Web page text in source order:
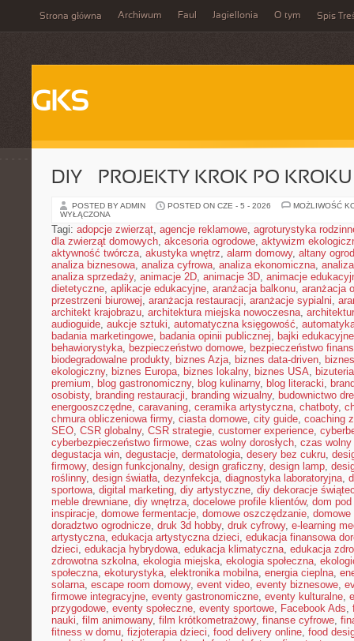
Strona główna Archiwum Faul Jagiellonia O tym Spis
GKS
DIY – PROJEKTY KROK PO KROKU
POSTED BY ADMIN POSTED ON CZE - 5 - 2026
MOŻLIWOŚĆ
WYŁĄCZONA
Tagi: adopcje zwierząt, agencje reklamowe, agroturystyka
dla zwierząt domowych, akcesoria ogrodowe, aktywizm
aktywność twórcza, akustyka wnętrz, alarm domowy, altany
analiza biznesowa, analiza cyfrowa, analiza ekonomiczna,
analiza sprzedaży, animacje 2D, animacje 3D, animacje
dietetyczne, aplikacje edukacyjne, aranżacja balkonu, aranżacja
przestrzeni biurowej, aranżacja restauracji, aranżacje sypialni,
architekt krajobrazu, architektura miejska nowoczesna,
audioguide, aukcje sztuki, automatyczna księgowość,
badania marketingowe, badania opinii publicznej, bajki edukacyjne
behawiorystyka, bezpieczeństwo domowe, bezpieczeństwo
biodegradowalne produkty, biznes Azja, biznes data-driven,
ekologiczny, biznes Europa, biznes lokalny, biznes USA,
premium, blog gastronomiczny, blog kulinarny, blog literacki,
osobisty, branding restauracji, branding wizualny, budownictwo
energooszczędne, caravaning, ceramika artystyczna, chatboty,
chmura obliczeniowa firmy, ciasta domowe, city guide, coaching
SEO, CSR globalny, CSR strategie, customer experience,
cyberbezpieczeństwo firmowe, czas wolny dorosłych, czas
degustacja win, degustacje, dermatologia, desery bez cukru,
firmowy, design funkcjonalny, design graficzny, design lamp,
roślinny, design światła, dezynfekcja, diagnostyka laboratoryjna,
sportowa, digital marketing, diy artystyczne, diy dekoracje
meble drewniane, diy wnętrza, docelowe profile klientów, dom
inspiracje, domowe fermentacje, domowe oszczędzanie, domowe
doradztwo ogrodnicze, druk 3d hobby, druk cyfrowy, e-learning
artystyczna, edukacja artystyczna dzieci, edukacja finansowa
dzieci, edukacja hybrydowa, edukacja klimatyczna, edukacja
zdrowotna szkolna, ekologia miejska, ekologia społeczna,
społeczna, ekoturystyka, elektronika mobilna, energia cieplna,
solarna, escape room domowy, event video, eventy biznesowe,
firmowe integracyjne, eventy gastronomiczne, eventy kulturalne,
przygodowe, eventy społeczne, eventy sportowe, Facebook Ads,
nauki, film animowany, film krótkometrażowy, finanse cyfrowe,
fitness w domu, fizjoterapia dzieci, food delivery online, food